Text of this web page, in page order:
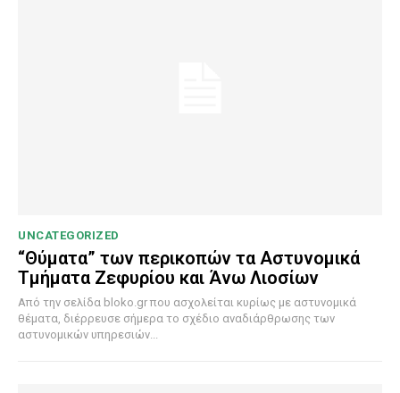
UNCATEGORIZED
“Θύματα” των περικοπών τα Αστυνομικά
Τμήματα Ζεφυρίου και Άνω Λιοσίων
Από την σελίδα bloko.gr που ασχολείται κυρίως με αστυνομικά
θέματα, διέρρευσε σήμερα το σχέδιο αναδιάρθρωσης των
αστυνομικών υπηρεσιών...